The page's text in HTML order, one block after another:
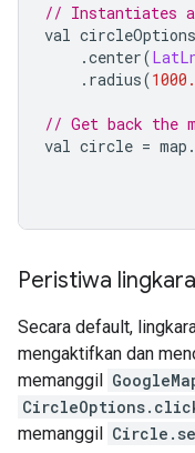
// Instantiates a
val circleOptions
.center(
. radius(
// Get back the
val circle = map .
Peristiwa
Secara default,
mengaktifkan dan
memanggil
memanggil